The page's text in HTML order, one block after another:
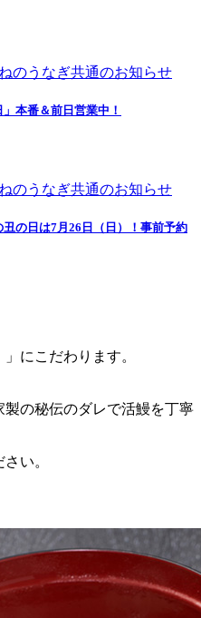
のうなぎ共通のお知らせ
本番＆前日営業中！
のうなぎ共通のお知らせ
の日は7月26日（日）！事前予約
にこだわります。
製の秘伝のダレで活鰻を丁寧
い。